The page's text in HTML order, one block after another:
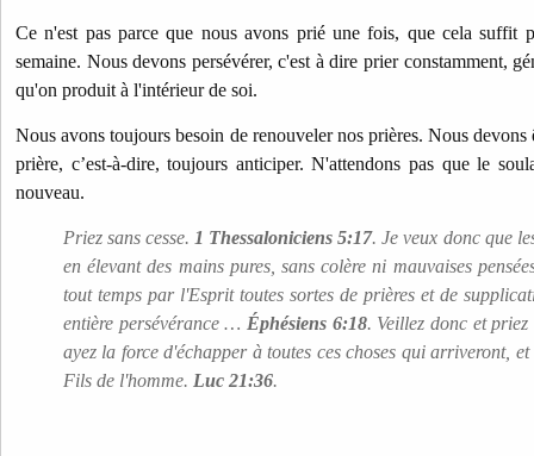
Ce n'est pas parce que nous avons prié une fois, que cela suffit
semaine. Nous devons persévérer, c'est à dire prier constamment,
qu'on produit à l'intérieur de soi.
Nous avons toujours besoin de renouveler nos prières. Nous
prière, c’est-à-dire, toujours anticiper. N'attendons pas que le
nouveau.
Priez sans cesse. 1 Thessaloniciens 5:17. Je veux donc que
en élevant des mains pures, sans colère ni mauvaises
tout temps par l'Esprit toutes sortes de prières et de
entière persévérance … Éphésiens 6:18. Veillez donc et
ayez la force d'échapper à toutes ces choses qui arriveront,
Fils de l'homme. Luc 21:36.